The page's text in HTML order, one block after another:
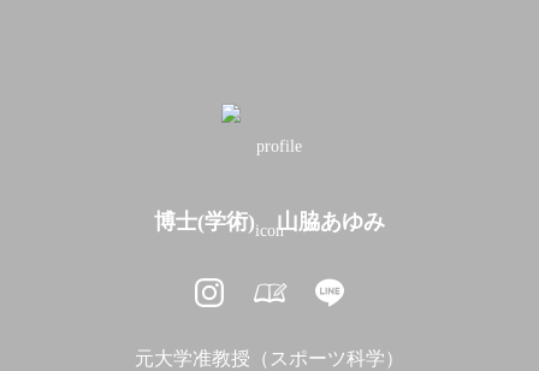
博士(学術) 山脇あゆみ
元大学准教授（スポーツ科学）